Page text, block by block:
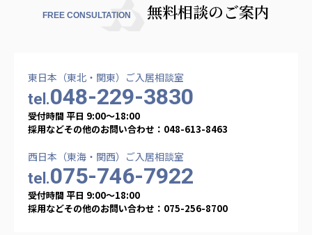
FREE CONSULTATION 無料相談のご案内
東日本（東北・関東）ご入居相談室
tel.048-229-3830
受付時間 平日 9:00〜18:00
採用などその他のお問い合わせ：048-613-8463
西日本（東海・関西）ご入居相談室
tel.075-746-7922
受付時間 平日 9:00〜18:00
採用などその他のお問い合わせ：075-256-8700